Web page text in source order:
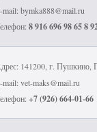
mail: bymka888@mail.ru
8 916 696 98 65 8
141200, г. Пушкино,
mail: vet-maks@mail.ru
+7 (926) 664-01-66